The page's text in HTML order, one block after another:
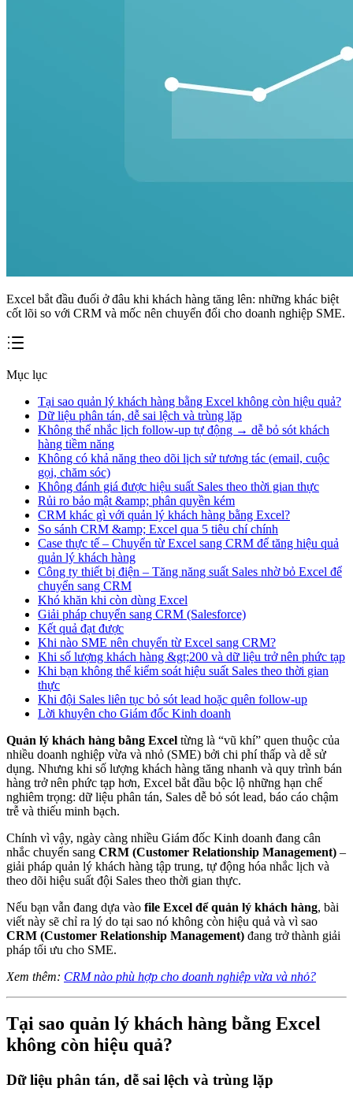
Excel bắt đầu đuối ở đâu khi khách hàng tăng lên: những khác biệt
cốt lõi so với CRM và mốc nên chuyển đổi cho doanh nghiệp SME.
Mục lục
Tại sao quản lý khách hàng bằng Excel không còn hiệu quả?
Dữ liệu phân tán, dễ sai lệch và trùng lặp
Không thể nhắc lịch follow-up tự động → dễ bỏ sót khách
hàng tiềm năng
Không có khả năng theo dõi lịch sử tương tác (email, cuộc
gọi, chăm sóc)
Không đánh giá được hiệu suất Sales theo thời gian thực
Rủi ro bảo mật &amp; phân quyền kém
CRM khác gì với quản lý khách hàng bằng Excel?
So sánh CRM &amp; Excel qua 5 tiêu chí chính
Case thực tế – Chuyển từ Excel sang CRM để tăng hiệu quả
quản lý khách hàng
Công ty thiết bị điện – Tăng năng suất Sales nhờ bỏ Excel để
chuyển sang CRM
Khó khăn khi còn dùng Excel
Giải pháp chuyển sang CRM (Salesforce)
Kết quả đạt được
Khi nào SME nên chuyển từ Excel sang CRM?
Khi số lượng khách hàng &gt;200 và dữ liệu trở nên phức tạp
Khi bạn không thể kiểm soát hiệu suất Sales theo thời gian
thực
Khi đội Sales liên tục bỏ sót lead hoặc quên follow-up
Lời khuyên cho Giám đốc Kinh doanh
Quản lý khách hàng bằng Excel từng là “vũ khí” quen thuộc của
nhiều doanh nghiệp vừa và nhỏ (SME) bởi chi phí thấp và dễ sử
dụng. Nhưng khi số lượng khách hàng tăng nhanh và quy trình bán
hàng trở nên phức tạp hơn, Excel bắt đầu bộc lộ những hạn chế
nghiêm trọng: dữ liệu phân tán, Sales dễ bỏ sót lead, báo cáo chậm
trễ và thiếu minh bạch.
Chính vì vậy, ngày càng nhiều Giám đốc Kinh doanh đang cân
nhắc chuyển sang CRM (Customer Relationship Management) –
giải pháp quản lý khách hàng tập trung, tự động hóa nhắc lịch và
theo dõi hiệu suất đội Sales theo thời gian thực.
Nếu bạn vẫn đang dựa vào file Excel để quản lý khách hàng, bài
viết này sẽ chỉ ra lý do tại sao nó không còn hiệu quả và vì sao
CRM (Customer Relationship Management) đang trở thành giải
pháp tối ưu cho SME.
Xem thêm: CRM nào phù hợp cho doanh nghiệp vừa và nhỏ?
Tại sao quản lý khách hàng bằng Excel
không còn hiệu quả?
Dữ liệu phân tán, dễ sai lệch và trùng lặp